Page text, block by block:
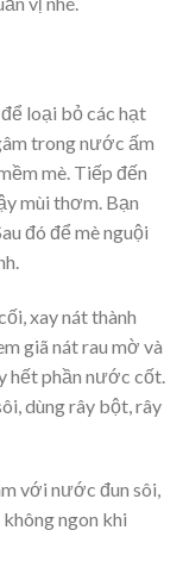
loại bỏ các hạt
trong nước ấm
mè. Tiếp đến
mùi thơm. Bạn
đó để mè nguội
xay nát thành
giã nát rau mờ và
hết phần nước cốt.
dùng rây bột, rây
với nước đun sôi,
ngon khi